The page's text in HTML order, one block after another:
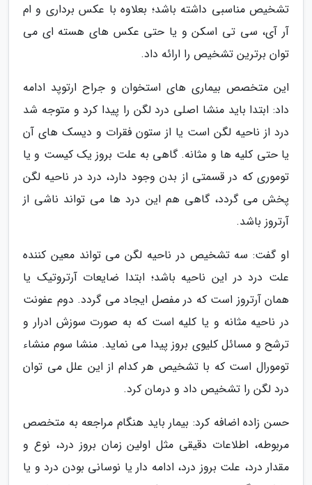
تشخیص مناسبی داشته باشد؛ بعلاوه با عکس برداری و ام
آر آی، سی تی اسکن و یا حتی عکس های هسته ای می
توان برترین تشخیص را ارائه داد.
این متخصص بیماری های استخوان و جراح ارتوپد ادامه
داد: ابتدا باید منشا اصلی درد لگن را پیدا کرد و متوجه شد
درد از ناحیه لگن است یا از ستون فقرات و دیسک های آن
یا حتی کلیه ها و مثانه. گاهی به علت بروز یک کیست و یا
توموری که در قسمتی از بدن وجود دارد، درد در ناحیه لگن
پخش می گردد، گاهی هم این درد ها می تواند ناشی از
آرتروز باشد.
او گفت: سه تشخیص در ناحیه لگن می تواند معین کننده
علت درد در این ناحیه باشد؛ ابتدا ضایعات آرتروتیک یا
همان آرتروز است که در مفصل ایجاد می گردد. دوم عفونت
در ناحیه مثانه و یا کلیه است که به صورت سوزش ادرار و
ترشح و مسائل کلیوی بروز پیدا می نماید. منشا سوم منشاء
تومورال است که با تشخیص هر کدام از این علل می توان
درد لگن را تشخیص داد و درمان کرد.
حسن زاده اضافه کرد: بیمار باید هنگام مراجعه به متخصص
مربوطه، اطلاعات دقیقی مثل اولین زمان بروز درد، نوع و
مقدار درد، علت بروز درد، ادامه دار یا نوسانی بودن درد و یا